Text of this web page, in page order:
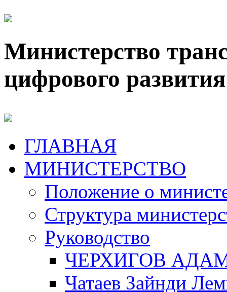
Министерство
цифрового
ГЛАВНАЯ
МИНИСТЕРСТВО
Положение о
Структура
Руководство
ЧЕРХИГОВ
Чатаев Зайнди